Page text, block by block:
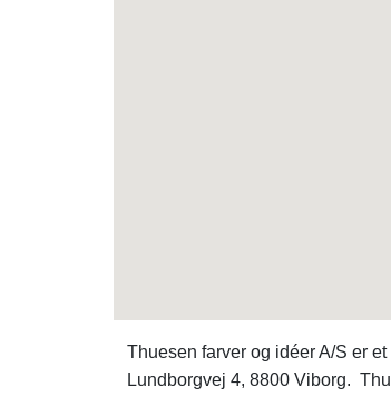
Thuesen farver og idéer A/S er
Lundborgvej 4, 8800 Viborg.